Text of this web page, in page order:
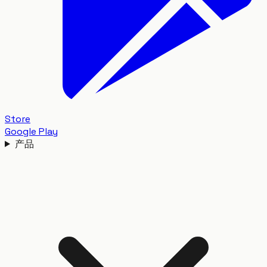
Store
Google Play
产品